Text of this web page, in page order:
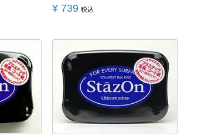
¥ 739 税込